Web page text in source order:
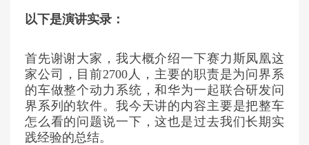
以下是演讲实录：
首先谢谢大家，我大概介绍一下赛力斯凤凰这
家公司，目前2700人，主要的职责是为问界系
的车做整个动力系统，和华为一起联合研发问
界系列的软件。我今天讲的内容主要是把整车
怎么看的问题说一下，这也是过去我们长期实
践经验的总结。